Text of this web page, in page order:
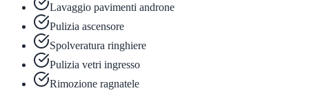
Lavaggio pavimenti androne
Pulizia ascensore
Spolveratura ringhiere
Pulizia vetri ingresso
Rimozione ragnatele